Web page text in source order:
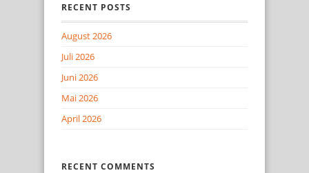
RECENT POSTS
August 2026
Juli 2026
Juni 2026
Mai 2026
April 2026
RECENT COMMENTS